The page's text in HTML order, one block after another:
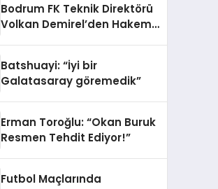
Bodrum FK Teknik Direktörü
Volkan Demirel’den Hakem
Batshuayi: “İyi bir
Galatasaray göremedik”
Erman Toroğlu: “Okan Buruk
Resmen Tehdit Ediyor!”
Futbol Maçlarında